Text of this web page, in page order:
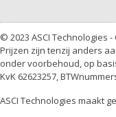
© 2023 ASCI Technologies
Prijzen zijn tenzij anders
onder voorbehoud, op
KvK 62623257,
ASCI Technologies maakt